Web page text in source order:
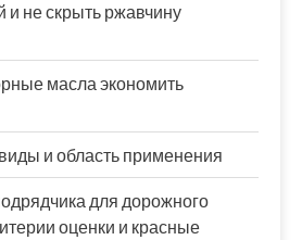
и не скрыть ржавчину
масла экономить
и область применения
для дорожного
оценки и красные